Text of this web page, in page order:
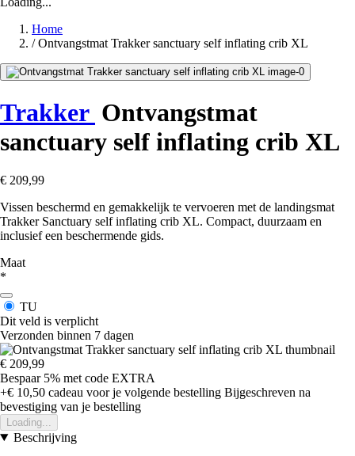
Home
/ Ontvangstmat Trakker sanctuary self inflating crib XL
Trakker Ontvangstmat
sanctuary self inflating crib XL
€ 209,99
Vissen beschermd en gemakkelijk te vervoeren met de landingsmat
Trakker Sanctuary self inflating crib XL. Compact, duurzaam en
inclusief een beschermende gids.
Maat
*
TU
Dit veld is verplicht
Verzonden binnen 7 dagen
€ 209,99
Bespaar 5% met code EXTRA
+€ 10,50 cadeau voor je volgende bestelling Bijgeschreven na
bevestiging van je bestelling
Loading...
Beschrijving